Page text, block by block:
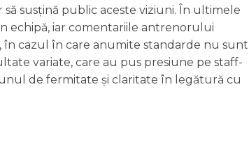
susțină public aceste viziuni. În ultimele
echipă, iar comentariile antrenorului
în cazul în care anumite standarde nu sunt
variate, care au pus presiune pe staff-
de fermitate și claritate în legătură cu